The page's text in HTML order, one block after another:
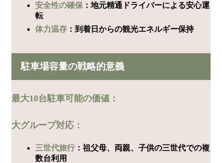
安全性の確保 ：地元精通ドライバーによる安心運
転
体力温存 ：到着日からの観光エネルギー保持
駐車場容量の戦略的意義
最大10台駐車可能の価値：
大グループ対応：
三世代旅行 ：祖父母、両親、子供の三世代での複
数台利用